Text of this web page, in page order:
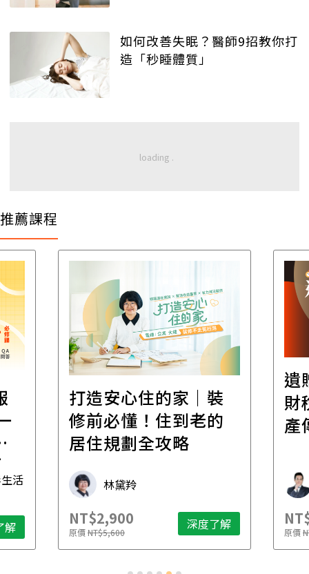
如何改善失眠？醫師9招教你打
造「秒睡體質」
推薦課程
活
解
打造安心住的家｜裝
修前必懂！住到老的
居住規劃全攻略
林黛羚
NT$2,900
原價NT$5,600 深度了解
遺
財
產
原價